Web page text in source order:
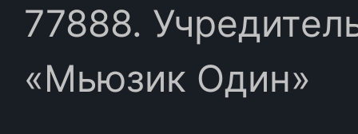
77888.
«Мьюзик Один»